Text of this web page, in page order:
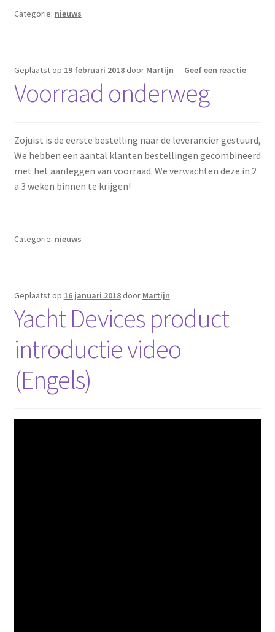
Categorie: nieuws
Geplaatst op 19 februari 2018 door Martijn — Geef een reactie
Voorraad onderweg
Zojuist is de eerste bestelling naar de leverancier gestuurd,
We hebben een aantal klanten bestellingen gecombineerd
met het aanleggen van voorraad. We verwachten deze in 2
a 3 weken binnen te krijgen!
Categorie: nieuws
Geplaatst op 16 januari 2018 door Martijn
Yacht Devices product
introductie video
(Engels)